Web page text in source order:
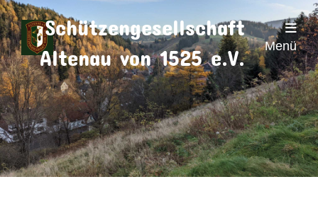
Schützengesellschaft
Altenau von 1525 e.V.
Menü